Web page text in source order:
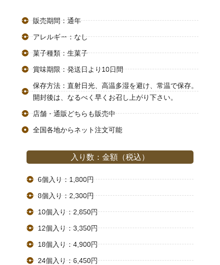
販売期間：通年
アレルギー：なし
菓子種類：生菓子
賞味期限：発送日より10日間
保存方法：直射日光、高温多湿を避け、常温で保存。
開封後は、なるべく早くお召し上がり下さい。
店舗・通販どちらも販売中
全国各地からネット注文可能
入り数：金額（税込）
6個入り：1,800円
8個入り：2,300円
10個入り：2,850円
12個入り：3,350円
18個入り：4,900円
24個入り：6,450円